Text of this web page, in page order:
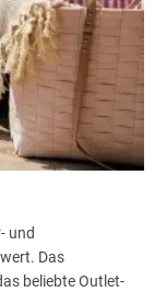
und
Das
beliebte Outlet-